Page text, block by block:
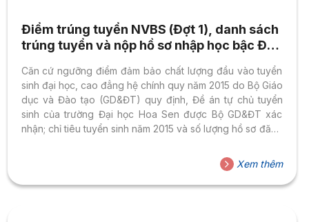
Điểm trúng tuyển NVBS (Đợt 1), danh sách
trúng tuyển và nộp hồ sơ nhập học bậc ĐH,
Căn cứ ngưỡng điểm đảm bảo chất lượng đầu vào tuyển
sinh đại học, cao đẳng hệ chính quy năm 2015 do Bộ Giáo
dục và Đào tạo (GD&ĐT) quy định, Đề án tự chủ tuyển
sinh của trường Đại học Hoa Sen được Bộ GD&ĐT xác
nhận; chỉ tiêu tuyển sinh năm 2015 và số lượng hồ sơ đăng
đồng tuyển sinh trường Đại học Hoa Sen quyết định điểm
trúng tuyển nguyện vọng bổ sung (đợt 1) của các phương
thức tuyển sinh đại học, cao...
Xem thêm